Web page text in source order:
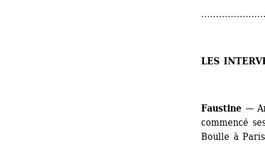
LES
Faustine —
commencé
Boulle à